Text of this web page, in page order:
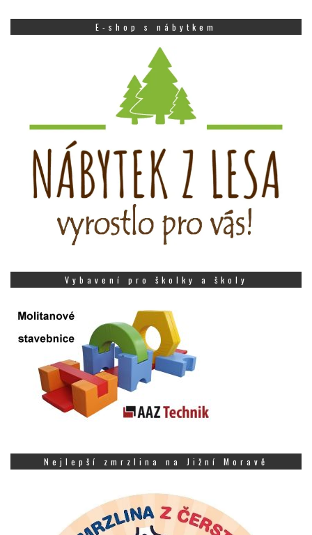
E-shop s nábytkem
Vybavení pro školky a školy
Nejlepší zmrzlina na Jižní Moravě